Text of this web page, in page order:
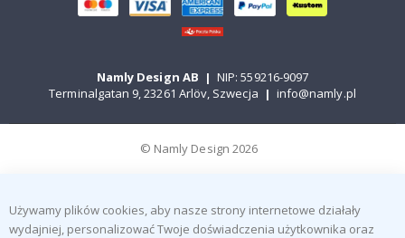
Namly Design AB | NIP: 559216-9097
Terminalgatan 9, 23261 Arlöv, Szwecja | info@namly.pl
© Namly Design 2026
Używamy plików cookies, aby nasze strony internetowe działały
wydajniej, personalizować Twoje doświadczenia użytkownika oraz